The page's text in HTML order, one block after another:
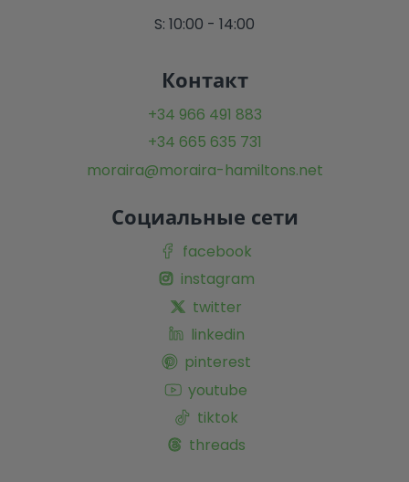
S: 10:00 - 14:00
Контакт
+34 966 491 883
+34 665 635 731
moraira@moraira-hamiltons.net
Социальные сети
facebook
instagram
twitter
linkedin
pinterest
youtube
tiktok
threads